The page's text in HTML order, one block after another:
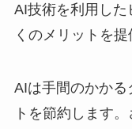
AI技術を利用した
くのメリットを提
AIは手間のかかる
トを節約します